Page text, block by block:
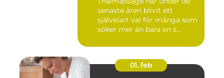
senaste åren blivit ett
självklart val för många som
söker mer än bara en s...
01. feb